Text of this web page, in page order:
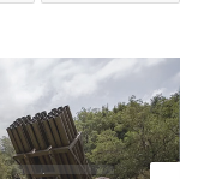
فيديو غراف